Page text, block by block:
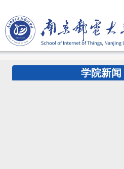
学院新闻